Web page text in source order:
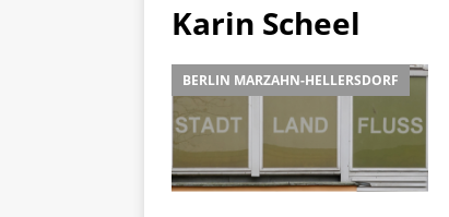
Karin Scheel
BERLIN MARZAHN-HELLERSDORF